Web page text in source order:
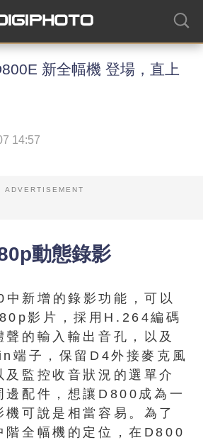
新全幅機 登場，直上
14:57
ADVERTISEMENT
動態錄影
新增的錄影功能，可以
影片，採用H.264編碼
的輸入輸出音孔，以及
子，保留D4外接麥克風
及監控收音狀況的選單介
邊配件，想讓D800成為一
機可說是相當容易。為了
階全幅機的定位，在D800